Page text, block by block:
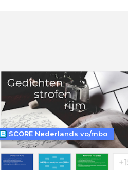
SCORE Nederlands vo/mbo